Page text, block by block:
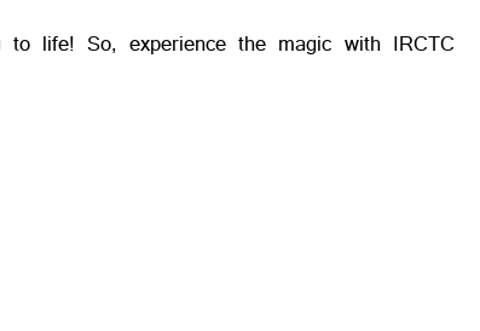
life! So, experience the magic with IRCTC